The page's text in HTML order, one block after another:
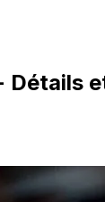
Détails